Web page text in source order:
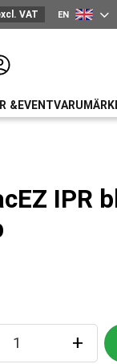
VAT
English
EN
&EVENT
IPR
+